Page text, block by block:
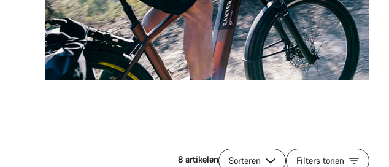
8 artikelen Sorteren Filters tonen